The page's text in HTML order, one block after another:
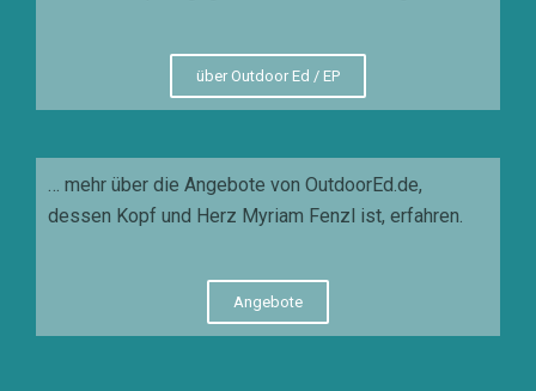
über Outdoor Ed / EP
… mehr über die Angebote von OutdoorEd.de,
dessen Kopf und Herz Myriam Fenzl ist, erfahren.
Angebote